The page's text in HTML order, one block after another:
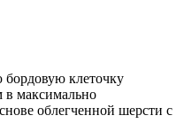
клеточку
максимально
облегченной шерсти с